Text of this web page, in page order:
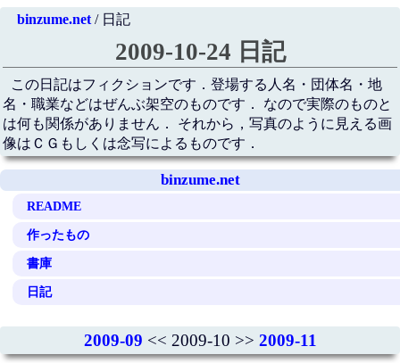
binzume.net/ 日記
2009-10-24 日記
この日記はフィクションです．登場する人名・団体名・地
名・職業などはぜんぶ架空のものです． なので実際のものと
は何も関係がありません． それから，写真のように見える画
像はＣＧもしくは念写によるものです．
binzume.net
README
作ったもの
書庫
日記
2009-09 << 2009-10 >> 2009-11